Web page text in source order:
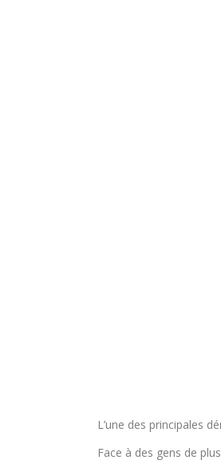
L’une des principales
Face à des gens de